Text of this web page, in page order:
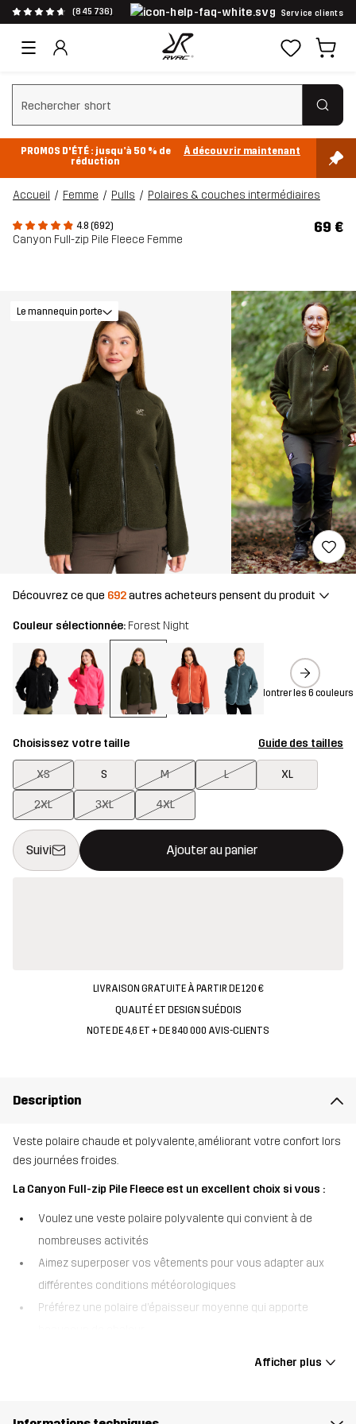
(845 736) Service clients
Effacer la recherche
PROMOS D'ÉTÉ : jusqu’à 50 % de
réduction
À découvrir maintenant
Accueil Femme Pulls Polaires & couches intermédiaires
4.8 (692)
Canyon Full-zip Pile Fleece Femme
69 €
Le mannequin porte
Découvrez ce que 692autres acheteurs pensent du produit
Couleur sélectionnée: Forest Night
Montrer les 6 couleurs
Choisissez votre taille Guide des tailles
XS S M L XL
2XL 3XL 4XL
Suivi Ajouter au panier
Ce bouton ouvrira une fenêtre modale confirmant un nouvel
{{taille}} non disponible
LIVRAISON GRATUITE À PARTIR DE 120 €
QUALITÉ ET DESIGN SUÉDOIS
NOTE DE 4,6 ET + DE 840 000 AVIS-CLIENTS
Description
Veste polaire chaude et polyvalente, améliorant votre confort lors
des journées froides.
La Canyon Full-zip Pile Fleece est un excellent choix si vous :
Voulez une veste polaire polyvalente qui convient à de
nombreuses activités
Aimez superposer vos vêtements pour vous adapter aux
différentes conditions météorologiques
Préférez une polaire d’épaisseur moyenne qui apporte
La Canyon Full-zip Pile Fleece est une veste polaire chaude et
matériaux recyclés et est lisse à l’intérieur pour un confort ultime
Afficher plus